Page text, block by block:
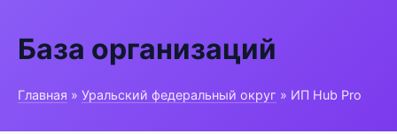
База организаций
Главная » Уральский федеральный округ » ИП Hub Pro